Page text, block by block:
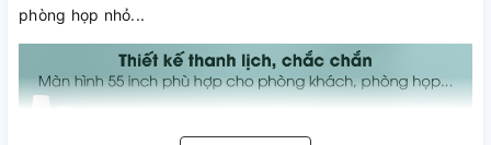
phòng họp nhỏ...